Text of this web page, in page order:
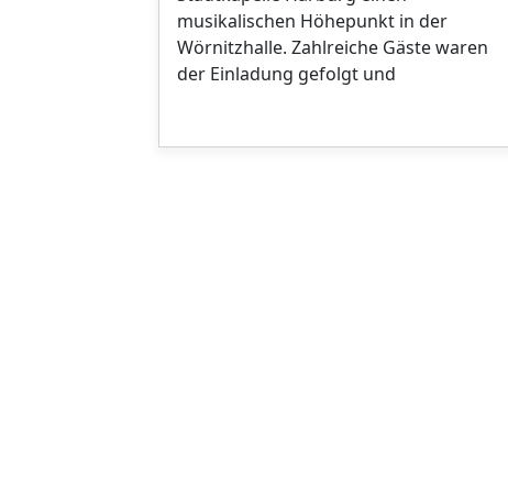
musikalischen Höhepunkt in der
Wörnitzhalle. Zahlreiche Gäste waren
der Einladung gefolgt und